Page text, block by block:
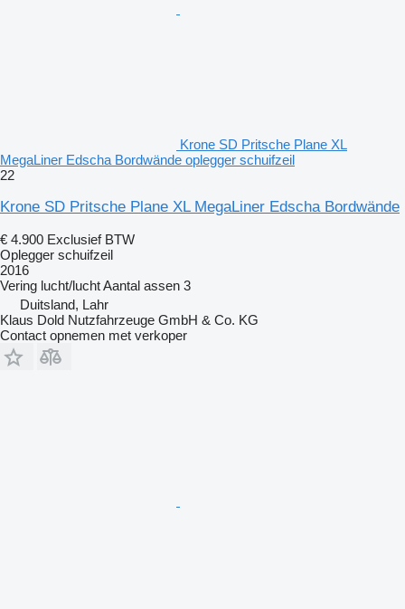
Krone SD Pritsche Plane XL
MegaLiner Edscha Bordwände oplegger schuifzeil
22
Krone SD Pritsche Plane XL MegaLiner Edscha Bordwände
€ 4.900 Exclusief BTW
Oplegger schuifzeil
2016
Vering lucht/luchtAantal assen 3
Duitsland, Lahr
Klaus Dold Nutzfahrzeuge GmbH & Co. KG
Contact opnemen met verkoper